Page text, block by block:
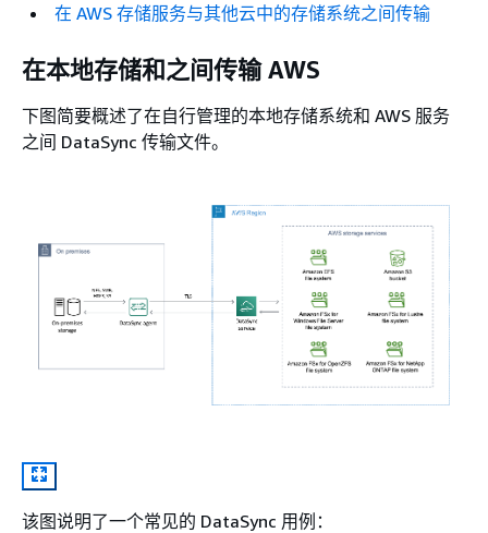
在 AWS 存储服务与其他云中的存储系统之间传输
在本地存储和之间传输 AWS
下图简要概述了在自行管理的本地存储系统和 AWS 服务
之间 DataSync 传输文件。
该图说明了一个常见的 DataSync 用例：